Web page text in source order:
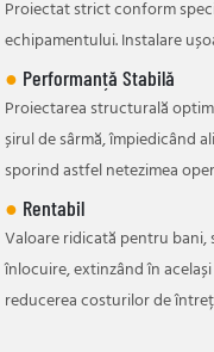
Proiectat strict conform
echipamentului. Instalare
● Performanță Stabilă
Proiectarea structurală
șirul de sârmă, împiedicând
sporind astfel netezimea
● Rentabil
Valoare ridicată pentru
înlocuire, extinzând în
reducerea costurilor de